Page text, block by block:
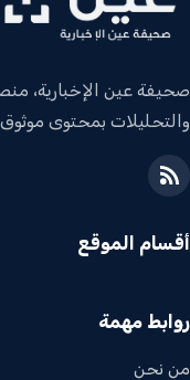
صحيفة عين الإخبارية،
والتحليلات بمحتوى
أقسام الموقع
روابط مهمة
من نحن